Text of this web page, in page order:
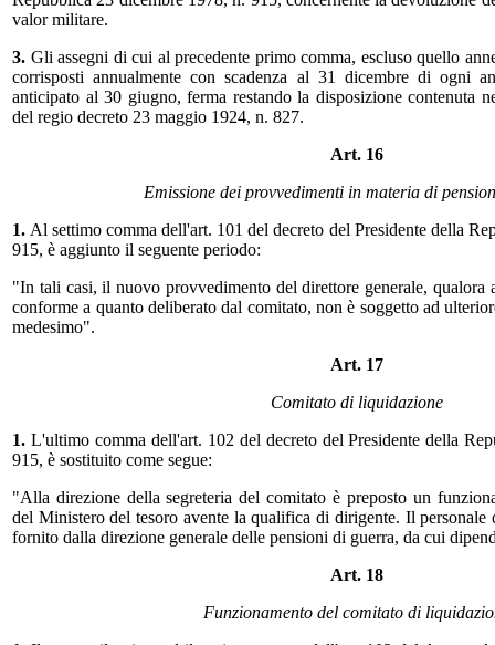
valor militare.
3. Gli assegni di cui al precedente primo comma, escluso quello
corrisposti annualmente con scadenza al 31 dicembre di ogni
anticipato al 30 giugno, ferma restando la disposizione contenuta
del regio decreto 23 maggio 1924, n. 827.
Art. 16
Emissione dei provvedimenti in materia di
1. Al settimo comma dell'art. 101 del decreto del Presidente della
915, è aggiunto il seguente periodo:
"In tali casi, il nuovo provvedimento del direttore generale, qualora
conforme a quanto deliberato dal comitato, non è soggetto ad
medesimo".
Art. 17
Comitato di liquidazione
1. L'ultimo comma dell'art. 102 del decreto del Presidente della
915, è sostituito come segue:
"Alla direzione della segreteria del comitato è preposto un
del Ministero del tesoro avente la qualifica di dirigente. Il personale
fornito dalla direzione generale delle pensioni di guerra, da cui
Art. 18
Funzionamento del comitato di